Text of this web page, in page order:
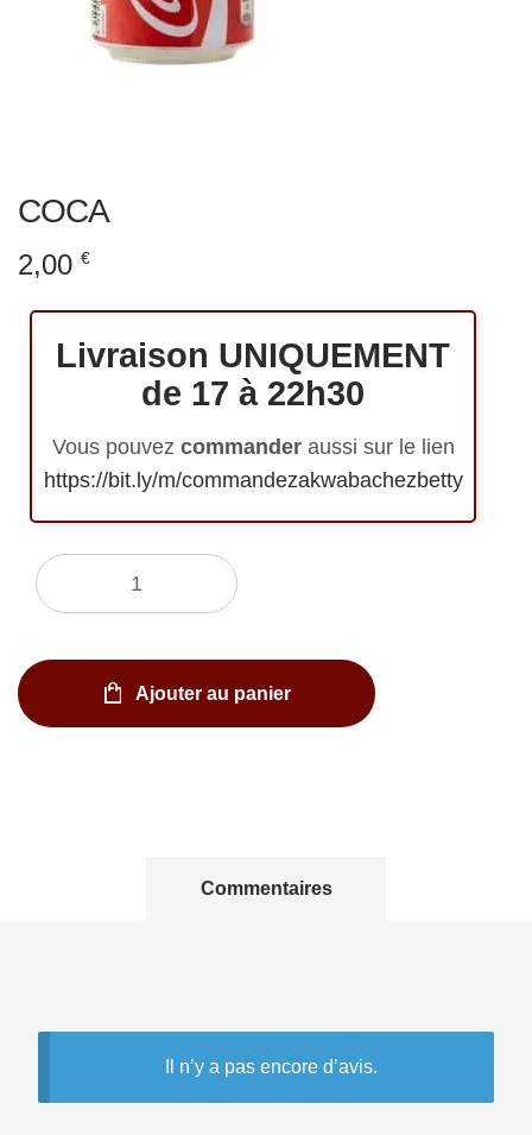
COCA
2,00 €
Livraison UNIQUEMENT
de 17 à 22h30
Vous pouvez commanderaussi sur le lien
https://bit.ly/m/commandezakwabachezbetty
Quantité
Ajouter au panier
Commentaires
Il n’y a pas encore d’avis.